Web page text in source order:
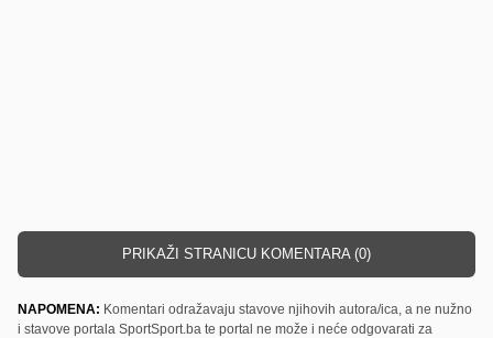
PRIKAŽI STRANICU KOMENTARA (0)
NAPOMENA: Komentari odražavaju stavove njihovih autora/ica, a ne nužno
i stavove portala SportSport.ba te portal ne može i neće odgovarati za